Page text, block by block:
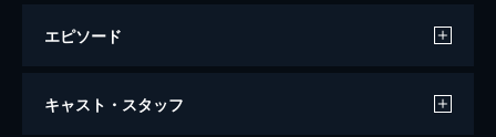
エピソード
バーバー
キャスト・スタッフ